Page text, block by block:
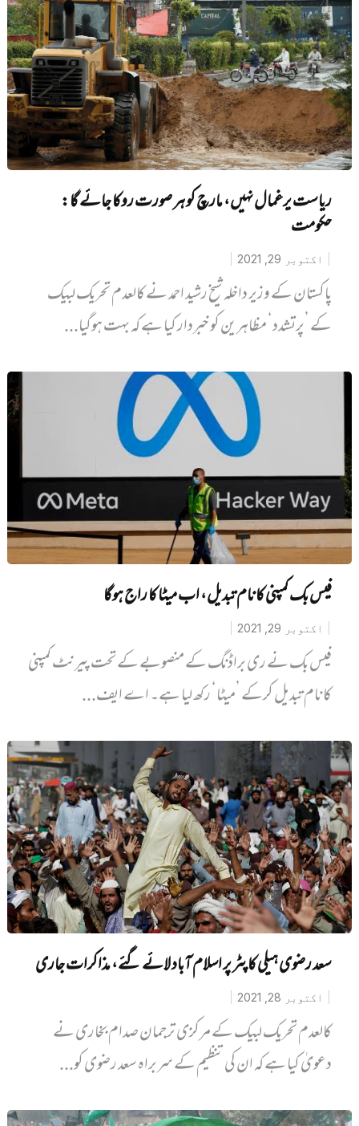
ریاست یرغمال نہیں، مارچ کو ہر صورت روکا جائے گا:
حکومت
اکتوبر 29, 2021
پاکستان کے وزیر داخلہ شیخ رشید احمد نے کالعدم تحریک لبیک
کے ’پرتشدد‘ مظاہرین کو خبردار کیا ہے کہ بہت ہوگیا...
فیس بک کمپنی کا نام تبدیل، اب میٹا کا راج ہوگا
اکتوبر 29, 2021
فیس بک نے ری براڈنگ کے منصوبے کے تحت پیرنٹ کمپنی
کا نام تبدیل کرکے ’میٹا‘ رکھ لیا ہے۔ اے ایف...
سعد رضوی ہیلی کاپٹر پر اسلام آباد لائے گئے، مذاکرات جاری
اکتوبر 28, 2021
کالعدم تحریک لبیک کے مرکزی ترجمان صدام بخاری نے
دعویٰ کیا ہے کہ ان کی تنظیم کے سربراہ سعد رضوی کو...